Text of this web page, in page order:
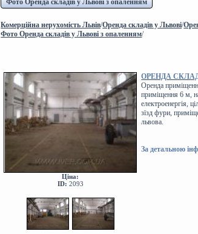
Фото Оренда складів у Львові з опаленням
Комерційна нерухомість Львів/Оренда складів у Львові/
Фото Оренда складів у Львові з опаленням/
Ціна:
ID: 2093
ОРЕНДА
Оренда
приміщення 6 м,
електроенергія,
зїзд фури,
львова.
За детальною